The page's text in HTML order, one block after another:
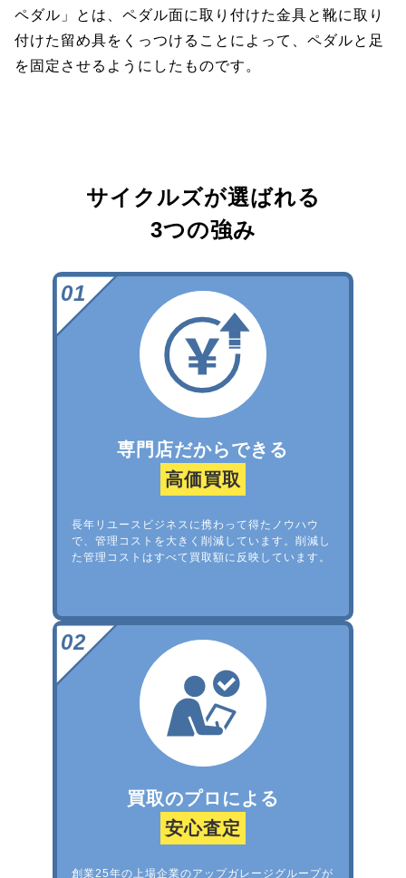
ペダル」とは、ペダル面に取り付けた金具と靴に取り
付けた留め具をくっつけることによって、ペダルと足
を固定させるようにしたものです。
サイクルズが選ばれる
3つの強み
専門店だからできる
高価買取
長年リユースビジネスに携わって得たノウハウ
で、管理コストを大きく削減しています。削減し
た管理コストはすべて買取額に反映しています。
買取のプロによる
安心査定
創業25年の上場企業のアップガレージグループが